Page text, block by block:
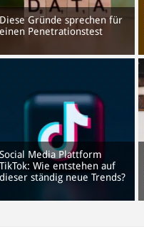
Diese Gründe sprechen für
einen Penetrationstest
Social Media Plattform
TikTok: Wie entstehen auf
dieser ständig neue Trends?